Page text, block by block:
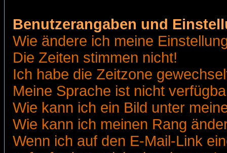
Benutzerangaben und
Wie ändere ich meine
Die Zeiten stimmen nicht!
Ich habe die Zeitzone
Meine Sprache ist nicht
Wie kann ich ein Bild unter
Wie kann ich meinen Rang
Wenn ich auf den E-Mail-Link